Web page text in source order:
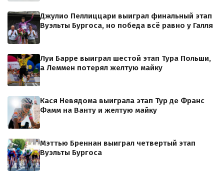
Джулио Пеллиццари выиграл финальный этап
Вуэльты Бургоса, но победа всё равно у Галля
Луи Барре выиграл шестой этап Тура Польши,
а Леммен потерял желтую майку
Кася Невядома выиграла этап Тур де Франс
Фамм на Ванту и желтую майку
Мэттью Бреннан выиграл четвертый этап
Вуэльты Бургоса